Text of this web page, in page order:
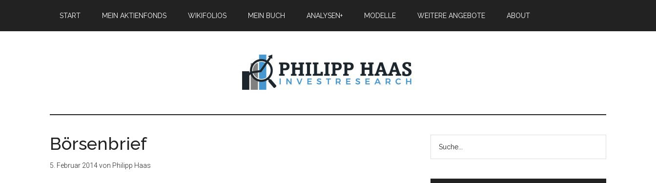
START MEIN AKTIENFONDS WIKIFOLIOS MEIN BUCH ANALYSEN+ MODELLE WEITERE ANGEBOTE ABOUT
Börsenbrief
5. Februar 2014von Philipp Haas